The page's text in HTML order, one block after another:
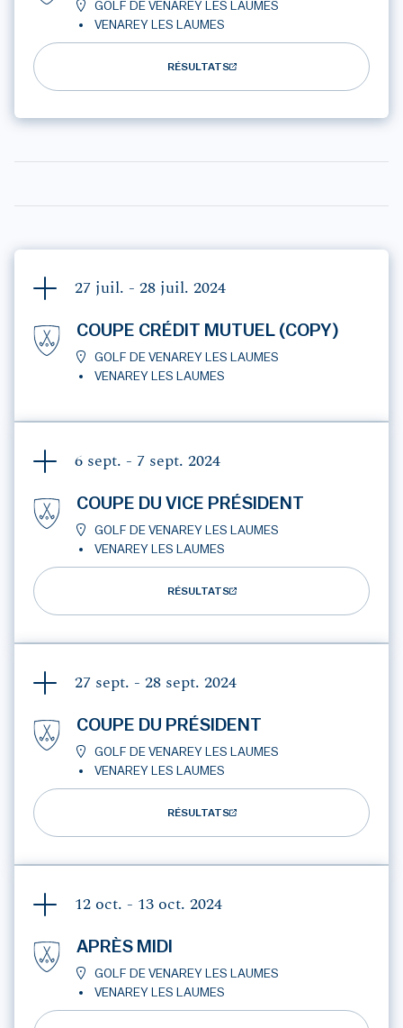
GOLF DE VENAREY LES LAUMES
VENAREY LES LAUMES
RÉSULTATS
27 juil. - 28 juil. 2024
COUPE CRÉDIT MUTUEL (COPY)
GOLF DE VENAREY LES LAUMES
VENAREY LES LAUMES
6 sept. - 7 sept. 2024
COUPE DU VICE PRÉSIDENT
GOLF DE VENAREY LES LAUMES
VENAREY LES LAUMES
RÉSULTATS
27 sept. - 28 sept. 2024
COUPE DU PRÉSIDENT
GOLF DE VENAREY LES LAUMES
VENAREY LES LAUMES
RÉSULTATS
12 oct. - 13 oct. 2024
APRÈS MIDI
GOLF DE VENAREY LES LAUMES
VENAREY LES LAUMES